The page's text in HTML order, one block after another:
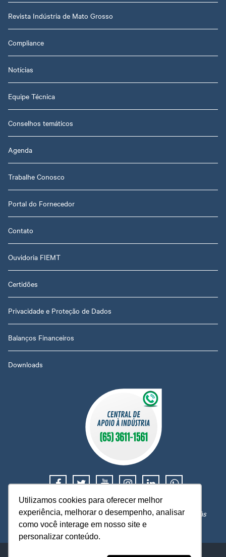
Utilizamos cookies para oferecer melhor
experiência, melhorar o desempenho, analisar
como você interage em nosso site e
personalizar conteúdo.
Revista Indústria de Mato Grosso
Compliance
Notícias
Equipe Técnica
Conselhos temáticos
Agenda
Trabalhe Conosco
Portal do Fornecedor
Contato
Ouvidoria FIEMT
Certidões
Privacidade e Proteção de Dados
Balanços Financeiros
Downloads
Suporte e orientação trabalhista, tributária e financeira.
Atendimento de segunda a sexta, das 08h às 12h e 14h às
18h, exceto em feriados nacionais ou locais.
Sistema Federação das Indústrias no Estado de Mato Grosso